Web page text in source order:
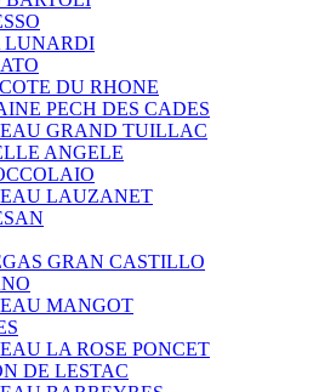
LUNARDI
DU RHONE
PECH DES CADES
GRAND TUILLAC
ANGELE
LAUZANET
GRAN CASTILLO
MANGOT
LA ROSE PONCET
DE LESTAC